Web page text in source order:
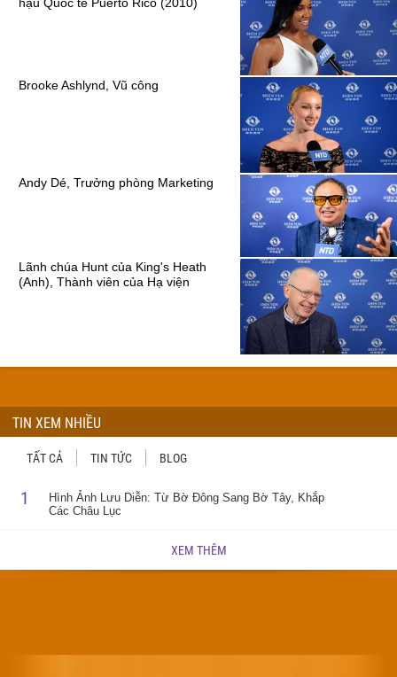
Brooke Ashlynd, Vũ công
Andy Dé, Trưởng phòng Marketing
Lãnh chúa Hunt của King's Heath
(Anh), Thành viên của Hạ viện
TIN XEM NHIỀU
TẤT CẢ TIN TỨC BLOG
1
Hình Ảnh Lưu Diễn: Từ Bờ Đông Sang Bờ Tây, Khắp
Các Châu Lục
XEM THÊM